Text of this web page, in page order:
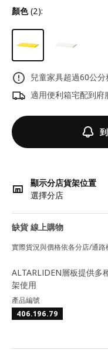
顏色(2):
兒童家具超過60公
適用便利箱宅配到府
顯示分店貨架位置
選擇分店
缺貨 線上購物
實際貨況與價格依各分店/通路
ALTARLIDEN層板提供多
架使用
產品編號
406.196.79